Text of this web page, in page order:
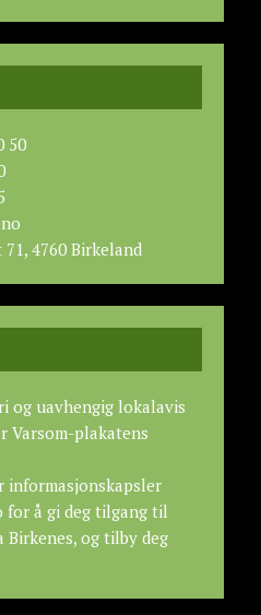
50
4760 Birkeland
og uavhengig lokalavis
Varsom-plakatens
informasjonskapsler
for å gi deg tilgang til
og tilby deg